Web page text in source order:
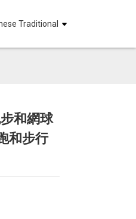
Traditional
和網球
和步行